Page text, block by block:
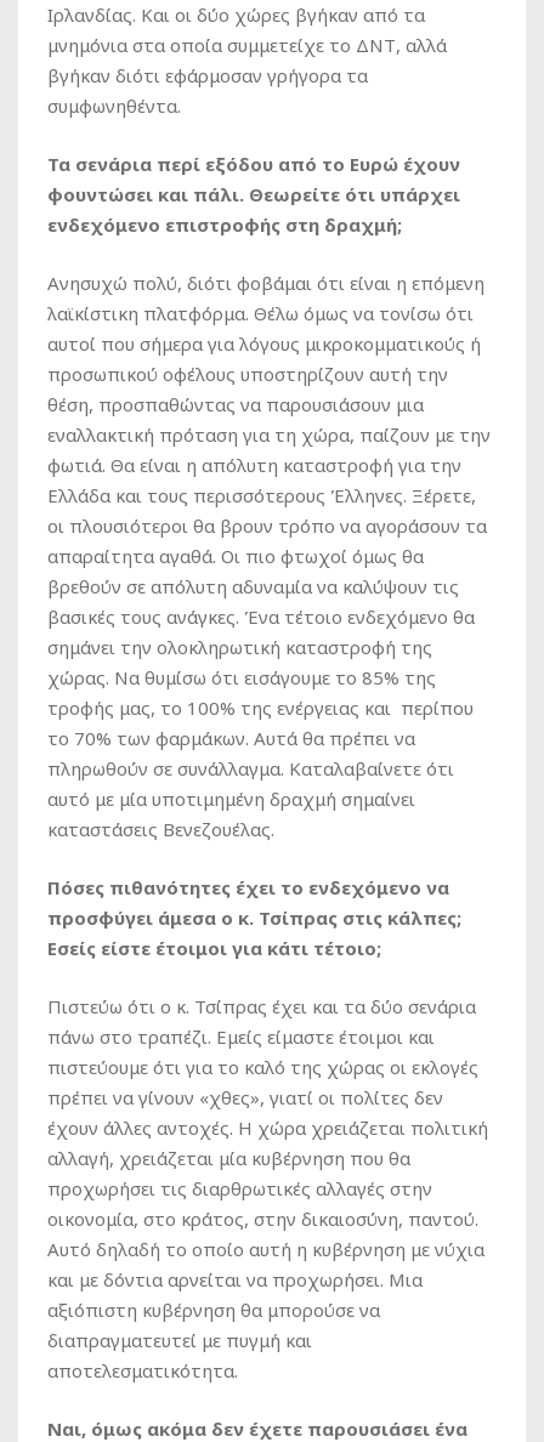
Ιρλανδίας. Και οι δύο χώρες βγήκαν από τα
μνημόνια στα οποία συμμετείχε το ΔΝΤ, αλλά
βγήκαν διότι εφάρμοσαν γρήγορα τα
συμφωνηθέντα.
Τα σενάρια περί εξόδου από το Ευρώ έχουν
φουντώσει και πάλι. Θεωρείτε ότι υπάρχει
ενδεχόμενο επιστροφής στη δραχμή;
Ανησυχώ πολύ, διότι φοβάμαι ότι είναι η επόμενη
λαϊκίστικη πλατφόρμα. Θέλω όμως να τονίσω ότι
αυτοί που σήμερα για λόγους μικροκομματικούς ή
προσωπικού οφέλους υποστηρίζουν αυτή την
θέση, προσπαθώντας να παρουσιάσουν μια
εναλλακτική πρόταση για τη χώρα, παίζουν με την
φωτιά. Θα είναι η απόλυτη καταστροφή για την
Ελλάδα και τους περισσότερους Έλληνες. Ξέρετε,
οι πλουσιότεροι θα βρουν τρόπο να αγοράσουν τα
απαραίτητα αγαθά. Οι πιο φτωχοί όμως θα
βρεθούν σε απόλυτη αδυναμία να καλύψουν τις
βασικές τους ανάγκες. Ένα τέτοιο ενδεχόμενο θα
σημάνει την ολοκληρωτική καταστροφή της
χώρας. Να θυμίσω ότι εισάγουμε το 85% της
τροφής μας, το 100% της ενέργειας και περίπου
το 70% των φαρμάκων. Αυτά θα πρέπει να
πληρωθούν σε συνάλλαγμα. Καταλαβαίνετε ότι
αυτό με μία υποτιμημένη δραχμή σημαίνει
καταστάσεις Βενεζουέλας.
Πόσες πιθανότητες έχει το ενδεχόμενο να
προσφύγει άμεσα ο κ. Τσίπρας στις κάλπες;
Εσείς είστε έτοιμοι για κάτι τέτοιο;
Πιστεύω ότι ο κ. Τσίπρας έχει και τα δύο σενάρια
πάνω στο τραπέζι. Εμείς είμαστε έτοιμοι και
πιστεύουμε ότι για το καλό της χώρας οι εκλογές
πρέπει να γίνουν «χθες», γιατί οι πολίτες δεν
έχουν άλλες αντοχές. Η χώρα χρειάζεται πολιτική
αλλαγή, χρειάζεται μία κυβέρνηση που θα
προχωρήσει τις διαρθρωτικές αλλαγές στην
οικονομία, στο κράτος, στην δικαιοσύνη, παντού.
Αυτό δηλαδή το οποίο αυτή η κυβέρνηση με νύχια
και με δόντια αρνείται να προχωρήσει. Μια
αξιόπιστη κυβέρνηση θα μπορούσε να
διαπραγματευτεί με πυγμή και
αποτελεσματικότητα.
Ναι, όμως ακόμα δεν έχετε παρουσιάσει ένα